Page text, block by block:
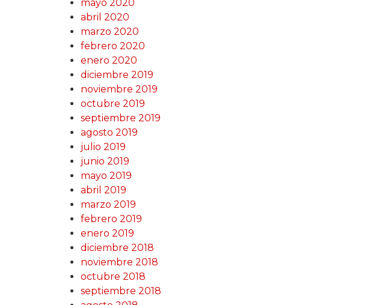
mayo 2020
abril 2020
marzo 2020
febrero 2020
enero 2020
diciembre 2019
noviembre 2019
octubre 2019
septiembre 2019
agosto 2019
julio 2019
junio 2019
mayo 2019
abril 2019
marzo 2019
febrero 2019
enero 2019
diciembre 2018
noviembre 2018
octubre 2018
septiembre 2018